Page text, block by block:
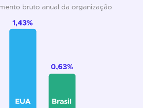
bruto anual da organização